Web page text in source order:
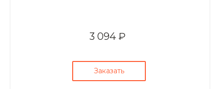
3 094 ₽
Заказать